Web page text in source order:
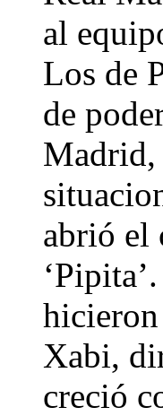
al
Los de
de
Madrid,
abrió el
Xabi,
creció